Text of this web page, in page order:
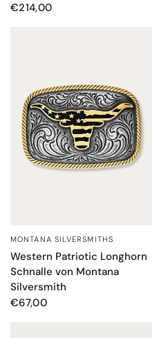
€214,00
SCHNELLANSICHT
MONTANA SILVERSMITHS
Western Patriotic Longhorn
Schnalle von Montana
Silversmith
€67,00